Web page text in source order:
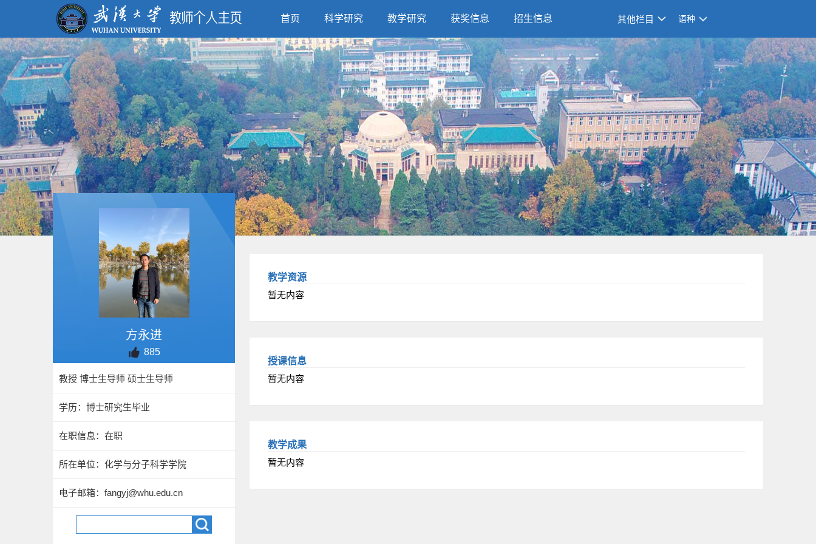
首页 科学研究 教学研究 获奖信息 招生信息 其他栏目 语种
方永进
885
教授 博士生导师 硕士生导师
学历：博士研究生毕业
在职信息：在职
所在单位：化学与分子科学学院
电子邮箱： fangyj@whu.edu.cn
教学资源
暂无内容
授课信息
暂无内容
教学成果
暂无内容